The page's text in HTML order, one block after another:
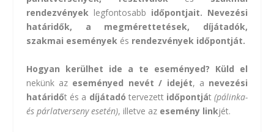
rendezvényeklegfontosabb időpontjait. Nevezési
határidők, a megmérettetések, díjátadók,
szakmai események és rendezvények időpontját.
Hogyan kerülhet ide a te eseményed? Küld el
nekünk az eseményed nevét / idejét, a nevezési
határidőt és a díjátadó tervezettidőpontját(pálinka-
és párlatverseny esetén), illetve azesemény linkjét.